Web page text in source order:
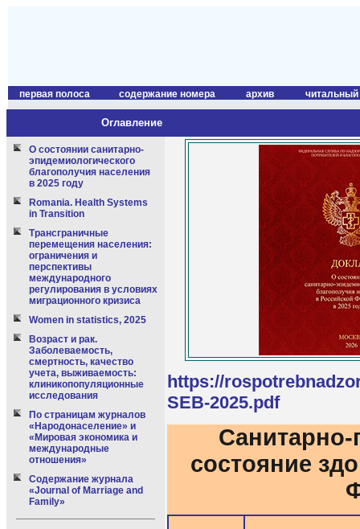
первая полоса содержание номера архив читальный
Оглавление
О состоянии санитарно-
эпидемиологического
благополучия населения
в 2025 году
Romania. Health Systems
in Transition
Трансграничные
перемещения населения:
ограничения и
перспективы
международного
регулирования в условиях
миграционного кризиса
Women in statistics, 2025
Возраст и рак.
Заболеваемость,
смертность, качество
учета, выживаемость:
клиникопопуляционные
исследования
По страницам журналов
«Народонаселение» и
«Мировая экономика и
международные
отношения»
Содержание журнала
«Journal of Marriage and
Family»
https://
SEB-2025.pdf
состояние